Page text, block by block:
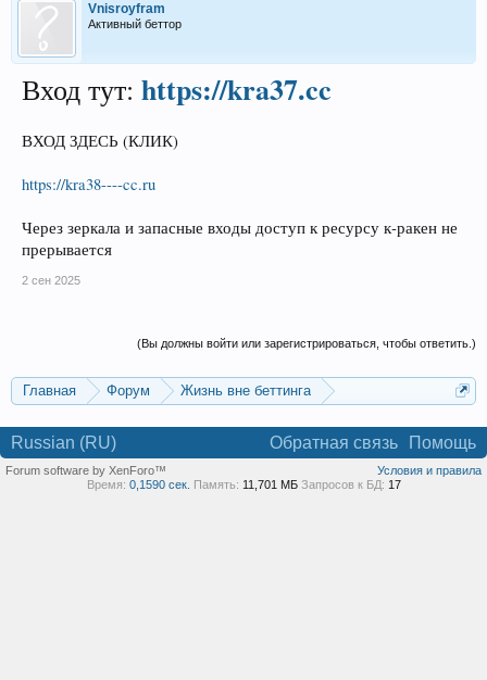
Vnisroyfram
Активный беттор
Вход тут: https://kra37.cc
ВХОД ЗДЕСЬ (КЛИК)
https://kra38----cc.ru
Через зеркала и запасные входы доступ к ресурсу к‑ракен не
прерывается
2 сен 2025
(Вы должны войти или зарегистрироваться, чтобы ответить.)
Главная Форум
Жизнь вне беттинга
Russian (RU) Обратная связь Помощь
Условия и правила
Forum software by XenForo™
Время: 0,1590 сек. Память: 11,701 МБ Запросов к БД: 17